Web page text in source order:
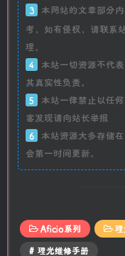
3
本网站的文章部分
考，如有侵权，请联系
理。
4
本站一切资源不代
其真实性负责。
5
本站一律禁止以任
客发现请向站长举报
6
本站资源大多存储
会第一时间更新。
Aficio系列
# 理光维修手册